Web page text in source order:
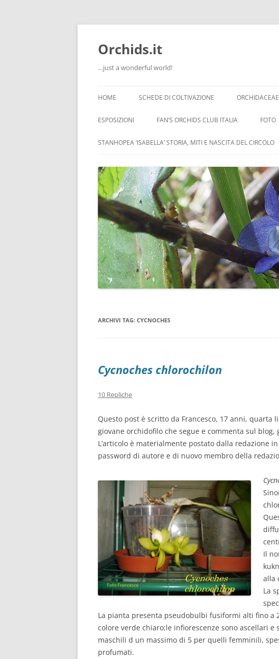
Orchids.it
…just a wonderful world!
HOME
INFO
LA SERRA DI GUIDO
SCHEDE DI COLTIVAZIONE ORCHIDACEAE
ESPOSIZIONI FAN’S ORCHIDS CLUB ITALIA FOTO
STANHOPEA ‘ISABELLA’ STORIA, MITI E NASCITA DEL CIRCOLO
ARCHIVI TAG: CYCNOCHES
Cycnoches chlorochilon
10 Repliche
Questo post è scritto da Francesco, 17 anni, quarta
giovane orchidofilo che segue e commenta sul blog,
L’articolo è materialmente postato dalla redazione
password di autore e di nuovo membro della
Il
alla
La
La pianta presenta pseudobulbi fusiformi alti fino a
colore verde chiaro;le infiorescenze sono ascellari
maschili d un massimo di 5 per quelli femminili,
profumati.